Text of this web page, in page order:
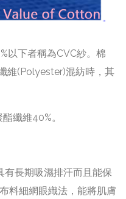
以下者稱為CVC紗。棉
維(Polyester)混紡時，其
纖維40%。
長期吸濕排汗而且能保
料細網眼織法，能將肌膚